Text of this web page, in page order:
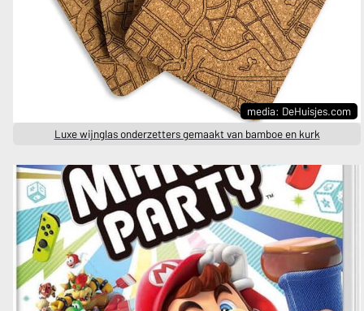
media: DeHuisjes.com
Luxe wijnglas onderzetters gemaakt van bamboe en kurk